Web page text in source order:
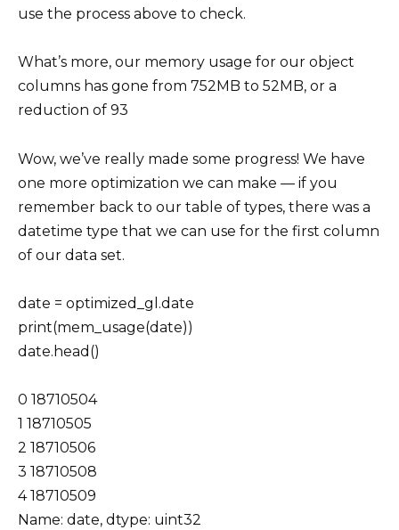
use the process above to check.
What’s more, our memory usage for our object
columns has gone from 752MB to 52MB, or a
reduction of 93
Wow, we’ve really made some progress! We have
one more optimization we can make — if you
remember back to our table of types, there was a
datetime type that we can use for the first column
of our data set.
date = optimized_gl.date
print(mem_usage(date))
date.head()
0 18710504
1 18710505
2 18710506
3 18710508
4 18710509
Name: date, dtype: uint32